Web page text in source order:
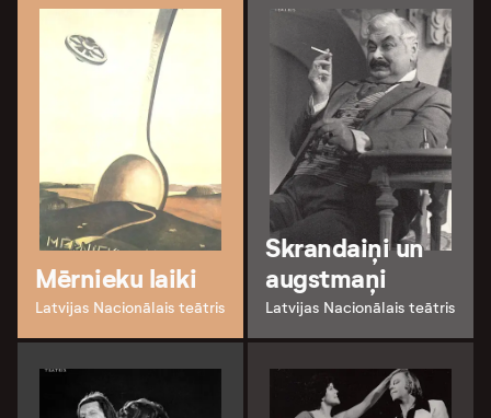
Mērnieku laiki
Latvijas Nacionālais teātris
Skrandaiņi un
augstmaņi
Latvijas Nacionālais teātris